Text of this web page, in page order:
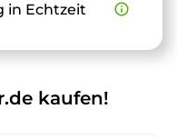
in Echtzeit info_outline
kaufen!